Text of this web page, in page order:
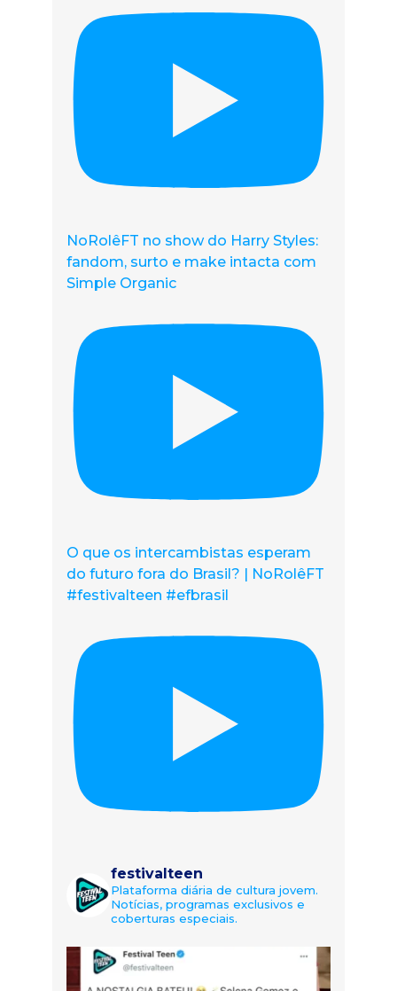
NoRolêFT no show do Harry Styles:
fandom, surto e make intacta com
Simple Organic
O que os intercambistas esperam
do futuro fora do Brasil? | NoRolêFT
#festivalteen #efbrasil
festivalteen
Plataforma diária de cultura jovem.
Notícias, programas exclusivos e
coberturas especiais.